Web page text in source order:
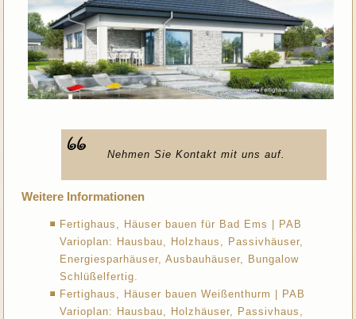
Nehmen Sie Kontakt mit uns auf.
Weitere Informationen
Fertighaus, Häuser bauen für Bad Ems | PAB
Varioplan: Hausbau, Holzhaus, Passivhäuser,
Energiesparhäuser, Ausbauhäuser, Bungalow
Schlüßelfertig.
Fertighaus, Häuser bauen Weißenthurm | PAB
Varioplan: Hausbau, Holzhäuser, Passivhaus,